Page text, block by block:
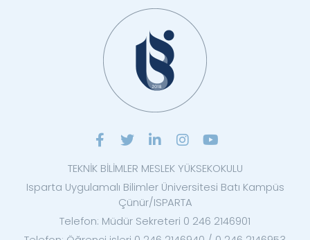
TEKNİK BİLİMLER MESLEK YÜKSEKOKULU
Isparta Uygulamalı Bilimler Üniversitesi Batı Kampüs
Çünür/ISPARTA
Telefon: Müdür Sekreteri 0 246 2146901